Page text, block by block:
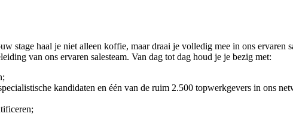
stage haal je niet alleen koffie, maar draai je volledig mee in ons ervaren
van ons ervaren salesteam. Van dag tot dag houd je je bezig met:
kandidaten en één van de ruim 2.500 topwerkgevers in ons